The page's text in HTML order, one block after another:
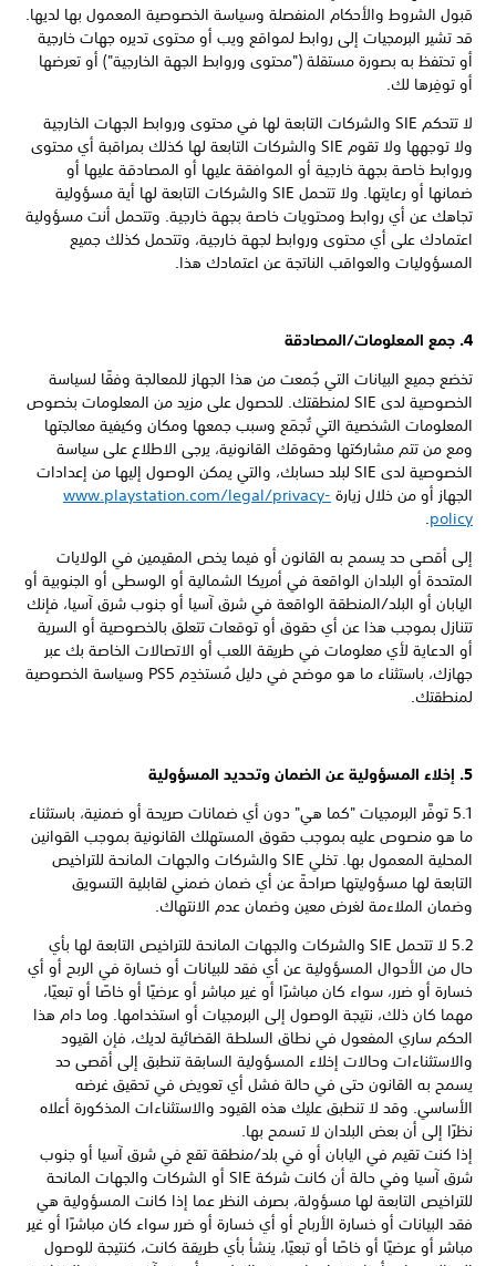
قبول الشروط والأحكام المنفصلة وسياسة الخصوصية المعمول بها لديها.
قد تشير البرمجيات إلى روابط لمواقع ويب أو محتوى تديره جهات خارجية
أو تحتفظ به بصورة مستقلة ("محتوى وروابط الجهة الخارجية") أو تعرضها
أو توفِرها لك.
لا تتحكم SIE والشركات التابعة لها في محتوى وروابط الجهات الخارجية
ولا توجهها ولا تقوم SIE والشركات التابعة لها كذلك بمراقبة أي محتوى
وروابط خاصة بجهة خارجية أو الموافقة عليها أو المصادقة عليها أو
ضمانها أو رعايتها. ولا تتحمل SIE والشركات التابعة لها أية مسؤولية
تجاهك عن أي روابط ومحتويات خاصة بجهة خارجية. وتتحمل أنت مسؤولية
اعتمادك على أي محتوى وروابط لجهة خارجية، وتتحمل كذلك جميع
المسؤوليات والعواقب الناتجة عن اعتمادك هذا.
4. جمع المعلومات/المصادقة
تخضع جميع البيانات التي جُمعت من هذا الجهاز للمعالجة وفقًا لسياسة
الخصوصية لدى SIE لمنطقتك. للحصول على مزيد من المعلومات بخصوص
المعلومات الشخصية التي تُجمَع وسبب جمعها ومكان وكيفية معالجتها
ومع من تتم مشاركتها وحقوقك القانونية، يرجى الاطلاع على سياسة
الخصوصية لدى SIE لبلد حسابك، والتي يمكن الوصول إليها من إعدادات
الجهاز أو من خلال زيارة www.playstation.com/legal/privacy-
policy
.
إلى أقصى حد يسمح به القانون أو فيما يخص المقيمين في الولايات
المتحدة أو البلدان الواقعة في أمريكا الشمالية أو الوسطى أو الجنوبية أو
اليابان أو البلد/المنطقة الواقعة في شرق آسيا أو جنوب شرق آسيا، فإنك
تتنازل بموجب هذا عن أي حقوق أو توقعات تتعلق بالخصوصية أو السرية
أو الدعاية لأي معلومات في طريقة اللعب أو الاتصالات الخاصة بك عبر
جهازك، باستثناء ما هو موضح في دليل مُستخدِم PS5 وسياسة الخصوصية
لمنطقتك.
5. إخلاء المسؤولية عن الضمان وتحديد المسؤولية
5.1 توفَّر البرمجيات "كما هي" دون أي ضمانات صريحة أو ضمنية، باستثناء
ما هو منصوص عليه بموجب حقوق المستهلك القانونية بموجب القوانين
المحلية المعمول بها. تخلي SIE والشركات والجهات المانحة للتراخيص
التابعة لها مسؤوليتها صراحةً عن أي ضمان ضمني لقابلية التسويق
وضمان الملاءمة لغرض معين وضمان عدم الانتهاك.
5.2 لا تتحمل SIE والشركات والجهات المانحة للتراخيص التابعة لها بأي
حال من الأحوال المسؤولية عن أي فقد للبيانات أو خسارة في الربح أو أي
خسارة أو ضرر، سواء كان مباشرًا أو غير مباشر أو عرضيًا أو خاصًا أو تبعيًا،
مهما كان ذلك، نتيجة الوصول إلى البرمجيات أو استخدامها. وما دام هذا
الحكم ساري المفعول في نطاق السلطة القضائية لديك، فإن القيود
والاستثناءات وحالات إخلاء المسؤولية السابقة تنطبق إلى أقصى حد
يسمح به القانون حتى في حالة فشل أي تعويض في تحقيق غرضه
الأساسي. وقد لا تنطبق عليك هذه القيود والاستثناءات المذكورة أعلاه
نظرًا إلى أن بعض البلدان لا تسمح بها.
إذا كنت تقيم في اليابان أو في بلد/منطقة تقع في شرق آسيا أو جنوب
شرق آسيا وفي حالة أن كانت شركة SIE أو الشركات والجهات المانحة
للتراخيص التابعة لها مسؤولة، بصرف النظر عما إذا كانت المسؤولية هي
فقد البيانات أو خسارة الأرباح أو أي خسارة أو ضرر سواء كان مباشرًا أو غير
مباشر أو عرضيًا أو خاصًا أو تبعيًا، ينشأ بأي طريقة كانت، كنتيجة للوصول